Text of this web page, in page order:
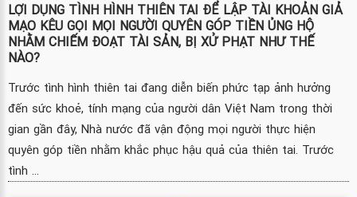
LỢI DỤNG TÌNH HÌNH THIÊN TAI ĐỂ LẬP TÀI KHOẢN GIẢ
MẠO KÊU GỌI MỌI NGƯỜI QUYÊN GÓP TIỀN ỦNG HỘ
NHẰM CHIẾM ĐOẠT TÀI SẢN, BỊ XỬ PHẠT NHƯ THẾ
NÀO?
Trước tình hình thiên tai đang diễn biến phức tạp ảnh hưởng
đến sức khoẻ, tính mạng của người dân Việt Nam trong thời
gian gần đây, Nhà nước đã vận động mọi người thực hiện
quyên góp tiền nhằm khắc phục hậu quả của thiên tai. Trước
tình ...